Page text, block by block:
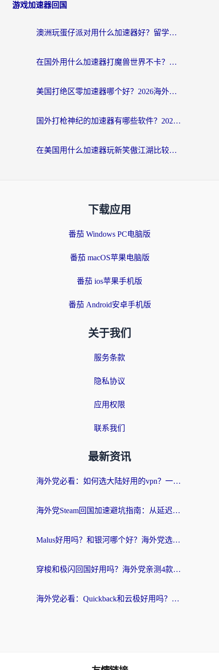
游戏加速器回国
澳洲玩蛋仔派对用什么加速器好？留学生亲测有效的国服游戏加速指南
在国外用什么加速器打魔兽世界不卡？海外党国服游戏流畅指南
美国打绝区零加速器哪个好？2026海外玩家实测指南（附英国部落冲突梦幻西游加速技巧）
国外打枪神纪的加速器有哪些软件？2026海外玩家亲测实用指南
在美国用什么加速器玩新笑傲江湖比较好一点？海外玩家亲测的靠谱方案
下载应用
番茄 Windows PC电脑版
番茄 macOS苹果电脑版
番茄 ios苹果手机版
番茄 Android安卓手机版
关于我们
服务条款
隐私协议
应用权限
联系我们
最新资讯
海外党必看：如何选大陆好用的vpn？一篇解决你的回国访问难题
海外党Steam回国加速避坑指南：从延迟卡顿到无缝畅玩，我踩过的坑和最优解
Malus好用吗？和银河哪个好？海外党选回国加速器的避坑指南（附乌克兰玩国内游戏实测）
穿梭和极闪回国好用吗？海外党亲测4款加速器+1个隐藏宝藏
海外党必看：Quickback和云极好用吗？3招教你选对回国加速器（附PC端VPN实测对比）